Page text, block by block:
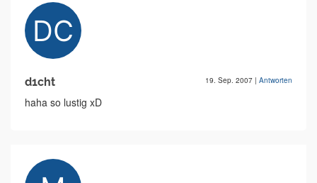
d1cht 19. Sep. 2007 | Antworten
haha so lustig xD